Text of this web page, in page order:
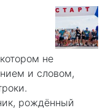
не
и словом,
рождённый